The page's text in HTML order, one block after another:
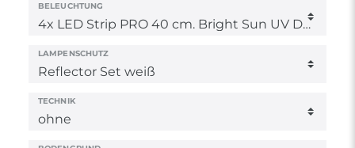
BELEUCHTUNG
LAMPENSCHUTZ
TECHNIK